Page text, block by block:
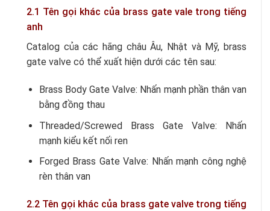
2.1 Tên gọi khác của brass gate vale trong tiếng
anh
Catalog của các hãng châu Âu, Nhật và Mỹ, brass
gate valve có thể xuất hiện dưới các tên sau:
Brass Body Gate Valve: Nhấn mạnh phần thân van
bằng đồng thau
Threaded/Screwed Brass Gate Valve: Nhấn
mạnh kiểu kết nối ren
Forged Brass Gate Valve: Nhấn mạnh công nghệ
rèn thân van
2.2 Tên gọi khác của brass gate valve trong tiếng